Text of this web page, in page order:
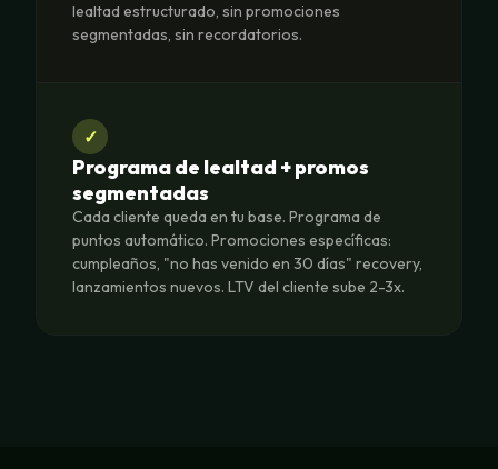
lealtad estructurado, sin promociones
segmentadas, sin recordatorios.
✓
Programa de lealtad + promos
segmentadas
Cada cliente queda en tu base. Programa de
puntos automático. Promociones específicas:
cumpleaños, "no has venido en 30 días" recovery,
lanzamientos nuevos. LTV del cliente sube 2-3x.